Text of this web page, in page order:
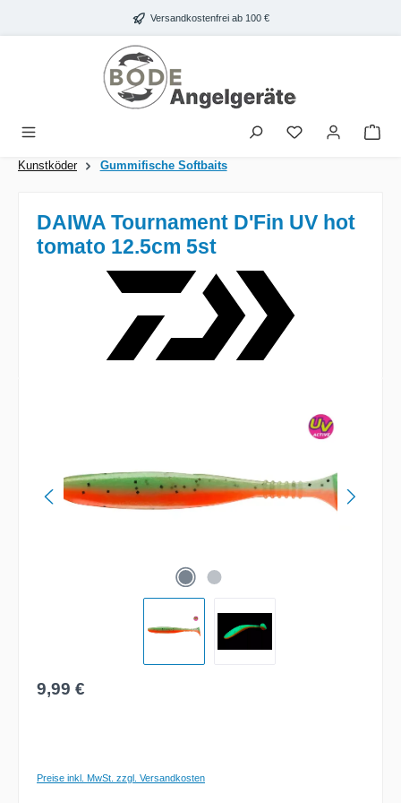
Zum Hauptinhalt springen Versandkostenfrei ab 100 €
Kunstköder Gummifische Softbaits
DAIWA Tournament D'Fin UV hot
tomato 12.5cm 5st
Regulärer Preis:
9,99 €
Preise inkl. MwSt. zzgl. Versandkosten